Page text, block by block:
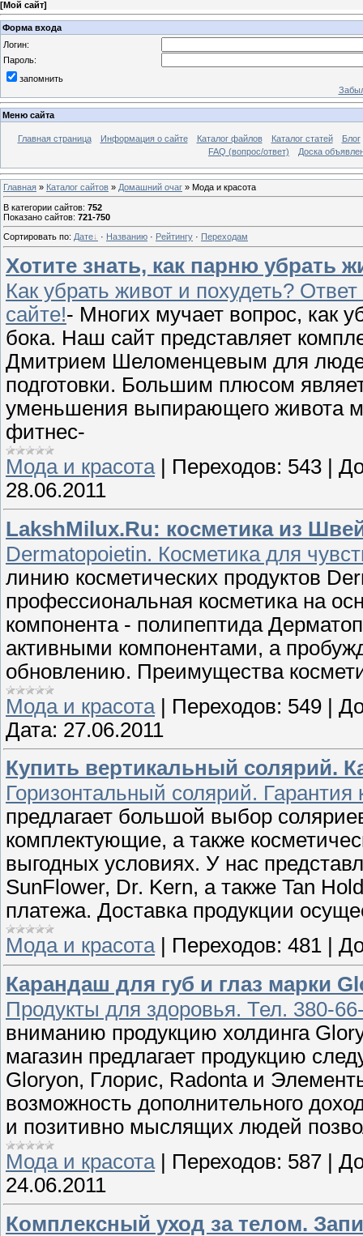
[Мой сайт]
Форма входа
Логин:
Пароль:
запомнить
Меню сайта
Главная страница Информация о сайте Каталог файлов Каталог статей
Блог
FAQ (вопрос/ответ)
Доска
Главная » Каталог сайтов » Домашний очаг » Мода и красота
В категории сайтов: 752
Показано сайтов: 721-750
Сортировать по: Дате · Названию · Рейтингу · Переходам
Хотите знать, как парню убрать
Как убрать живот и похудеть?
сайте!- Многих мучает вопрос, как
бока. Наш сайт представляет
Дмитрием Шеломенцевым для
подготовки. Большим плюсом
уменьшения выпирающего живота
фитнес-
Мода и красота| Переходов: 543
28.06.2011
LakshMilux.Ru: косметика из
Dermatopoietin. Косметика для
линию косметических продуктов
профессиональная косметика на
компонента - полипептида
активными компонентами, а
обновлению. Преимущества
Мода и красота | Переходов: 549 |
Дата: 27.06.2011
Купить вертикальный солярий.
Горизонтальный солярий. Гарантия
предлагает большой выбор
комплектующие, а также
выгодных условиях. У нас
SunFlower, Dr. Kern, а также Tan
платежа. Доставка продукции
Мода и красота| Переходов: 481
Карандаш для губ и глаз марки
Продукты для здоровья. Тел. 380-
вниманию продукцию холдинга
магазин предлагает продукцию
Gloryon, Глорис, Radonta и
возможность дополнительного
и позитивно мыслящих людей
Мода и красота| Переходов: 587
24.06.2011
Комплексный уход за телом.